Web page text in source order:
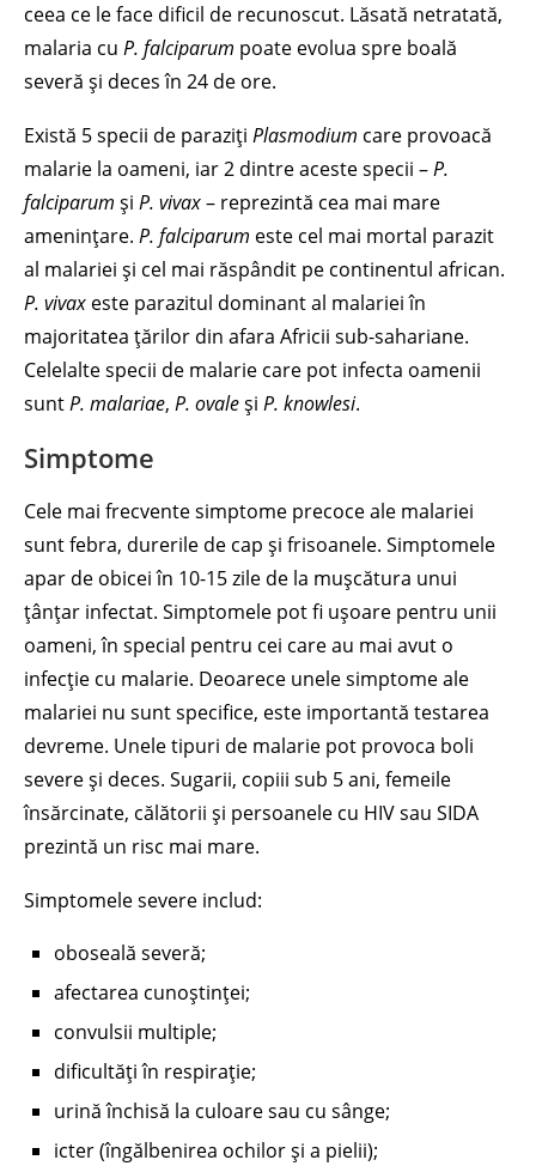
ceea ce le face dificil de recunoscut. Lăsată netratată,
malaria cu P. falciparum poate evolua spre boală
severă și deces în 24 de ore.
Există 5 specii de paraziți Plasmodium care provoacă
malarie la oameni, iar 2 dintre aceste specii –P.
falciparum și P. vivax– reprezintă cea mai mare
amenințare. P. falciparum este cel mai mortal parazit
al malariei și cel mai răspândit pe continentul african.
P. vivax este parazitul dominant al malariei în
majoritatea țărilor din afara Africii sub-sahariane.
Celelalte specii de malarie care pot infecta oamenii
suntP. malariae, P. ovaleși P. knowlesi.
Simptome
Cele mai frecvente simptome precoce ale malariei
sunt febra, durerile de cap și frisoanele. Simptomele
apar de obicei în 10-15 zile de la mușcătura unui
țânțar infectat. Simptomele pot fi ușoare pentru unii
oameni, în special pentru cei care au mai avut o
infecție cu malarie. Deoarece unele simptome ale
malariei nu sunt specifice, este importantă testarea
devreme. Unele tipuri de malarie pot provoca boli
severe și deces. Sugarii, copiii sub 5 ani, femeile
însărcinate, călătorii și persoanele cu HIV sau SIDA
prezintă un risc mai mare.
Simptomele severe includ:
oboseală severă;
afectarea cunoștinței;
convulsii multiple;
dificultăți în respirație;
urină închisă la culoare sau cu sânge;
icter (îngălbenirea ochilor și a pielii);